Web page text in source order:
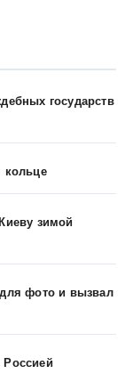
государств
кольце
зимой
фото и вызвал